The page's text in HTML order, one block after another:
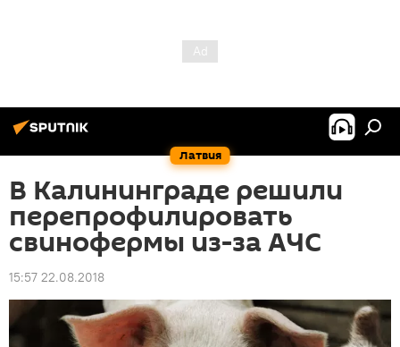
Латвия
В Калининграде решили
перепрофилировать
свинофермы из-за АЧС
15:57 22.08.2018